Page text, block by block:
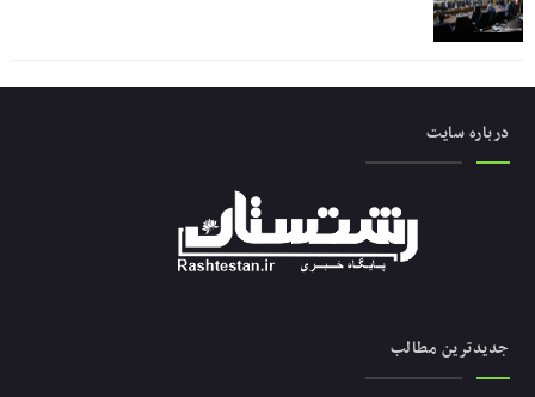
درباره سایت
جدیدترین مطالب